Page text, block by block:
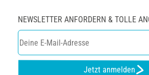
NEWSLETTER ANFORDERN & TOLLE
Jetzt anmelden